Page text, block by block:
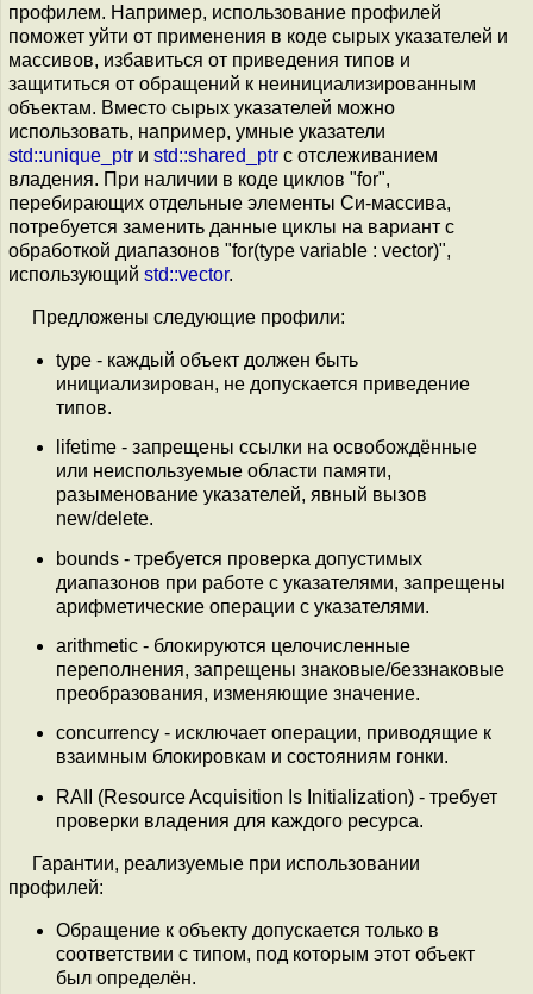
профилем. Например, использование профилей
поможет уйти от применения в коде сырых указателей и
массивов, избавиться от приведения типов и
защититься от обращений к неинициализированным
объектам. Вместо сырых указателей можно
использовать, например, умные указатели
std::unique_ptr и std::shared_ptr с отслеживанием
владения. При наличии в коде циклов "for",
перебирающих отдельные элементы Си-массива,
потребуется заменить данные циклы на вариант с
обработкой диапазонов "for(type variable : vector)",
использующий std::vector.
Предложены следующие профили:
type - каждый объект должен быть
инициализирован, не допускается приведение
типов.
lifetime - запрещены ссылки на освобождённые
или неиспользуемые области памяти,
разыменование указателей, явный вызов
new/delete.
bounds - требуется проверка допустимых
диапазонов при работе с указателями, запрещены
арифметические операции с указателями.
arithmetic - блокируются целочисленные
переполнения, запрещены знаковые/беззнаковые
преобразования, изменяющие значение.
concurrency - исключает операции, приводящие к
взаимным блокировкам и состояниям гонки.
RAII (Resource Acquisition Is Initialization) - требует
проверки владения для каждого ресурса.
Гарантии, реализуемые при использовании
профилей:
Обращение к объекту допускается только в
соответствии с типом, под которым этот объект
был определён.